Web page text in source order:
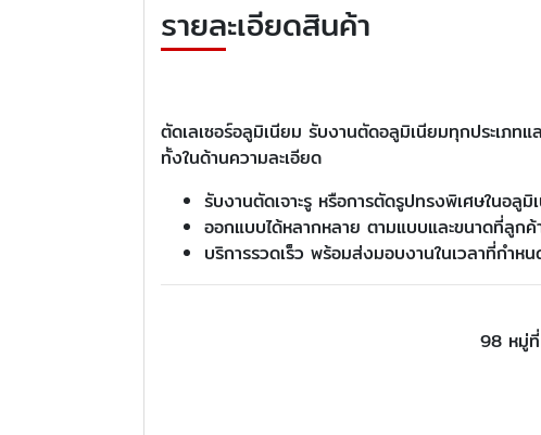
รายละเอียดสินค้า
ตัดเลเซอร์อลูมิเนียม รับงานตัดอลูมิเนียมทุกประเภท
ทั้งในด้านความละเอียด
รับงานตัดเจาะรู หรือการตัดรูปทรงพิเศษในอลู
ออกแบบได้หลากหลาย ตามแบบและขนาดที่ลูกค้
บริการรวดเร็ว พร้อมส่งมอบงานในเวลาที่กำ
98 หมู่ที่